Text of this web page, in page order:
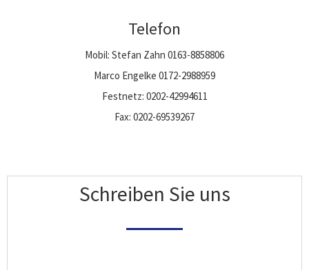
Telefon
Mobil: Stefan Zahn 0163-8858806
Marco Engelke 0172-2988959
Festnetz: 0202-42994611
Fax: 0202-69539267
Schreiben Sie uns